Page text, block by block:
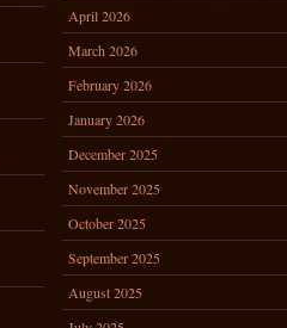
April 2026
March 2026
February 2026
January 2026
December 2025
November 2025
October 2025
September 2025
August 2025